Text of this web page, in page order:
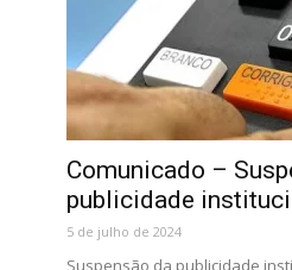
Comunicado –
publicidade
5 de julho de 2024
Suspensão da publicidade